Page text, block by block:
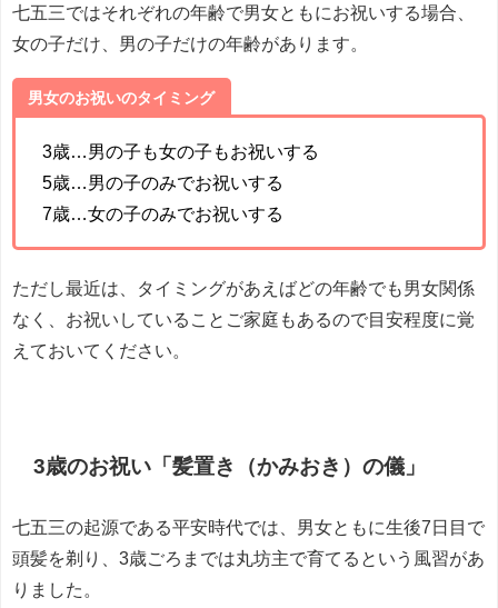
七五三ではそれぞれの年齢で男女ともにお祝いする場合、
女の子だけ、男の子だけの年齢があります。
男女のお祝いのタイミング
3歳…男の子も女の子もお祝いする
5歳…男の子のみでお祝いする
7歳…女の子のみでお祝いする
ただし最近は、タイミングがあえばどの年齢でも男女関係
なく、お祝いしていることご家庭もあるので目安程度に覚
えておいてください。
3歳のお祝い「髪置き（かみおき）の儀」
七五三の起源である平安時代では、男女ともに生後7日目で
頭髪を剃り、3歳ごろまでは丸坊主で育てるという風習があ
りました。